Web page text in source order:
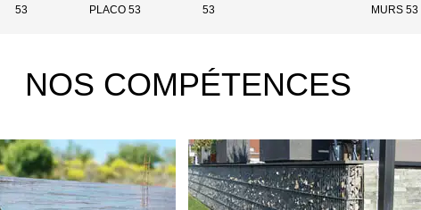
53
PLACO 53
53
MURS 53
NOS COMPÉTENCES